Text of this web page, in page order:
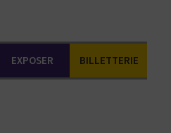
EXPOSER BILLETTERIE